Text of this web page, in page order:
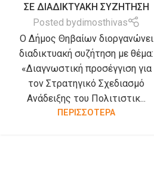
ΣΕ ΔΙΑΔΙΚΤΥΑΚΗ ΣΥΖΗΤΗΣΗ
Posted bydimosthivas
Ο Δήμος Θηβαίων διοργανώνει
διαδικτυακή συζήτηση με θέμα:
«Διαγνωστική προσέγγιση για
τον Στρατηγικό Σχεδιασμό
Ανάδειξης του Πολιτιστικ...
ΠΕΡΙΣΣΟΤΕΡΑ